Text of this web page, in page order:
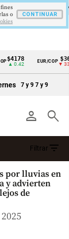
$4178
▲ 0.42
EUR/COP
▼
7 y 9 7 y 9
person search
Filtrar filter_list
por lluvias en
y advierten
de
o
CONTINUAR